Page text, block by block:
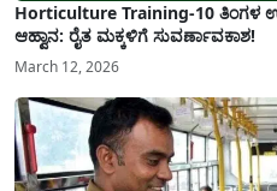
Horticulture Training-10 ತಿಂಗಳ
ಆಹ್ವಾನ: ರೈತ ಮಕ್ಕಳಿಗೆ ಸುವರ್ಣಾವಕಾಶ!
March 12, 2026